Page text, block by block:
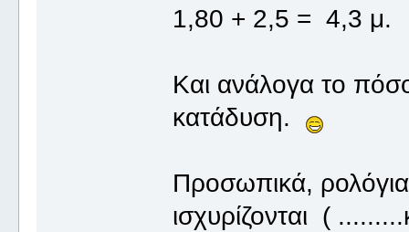
1,80 + 2,5 = 4,3 μ.
Και ανάλογα το
κατάδυση.
Προσωπικά,
ισχυρίζονται (